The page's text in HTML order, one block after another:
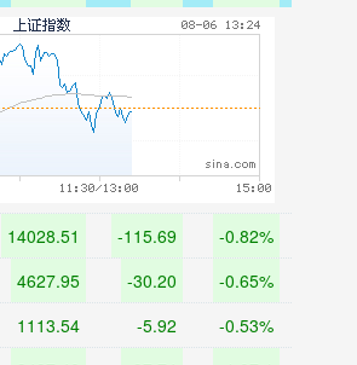
14028.51 -115.69 -0.82%
4627.95 -30.20 -0.65%
1113.54 -5.92 -0.53%